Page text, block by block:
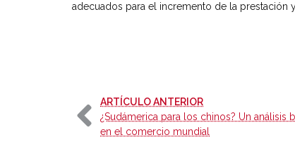
adecuados para el incremento de la prestación
ARTÍCULO ANTERIOR-
¿Sudámerica para los chinos? Un análisis
en el comercio mundial